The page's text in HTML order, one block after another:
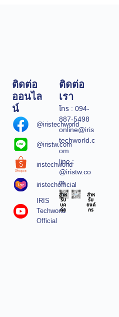
ติดต่อ
ออนไล
น์
@iristechworld
@iristw.com
iristechworld
iristechofficial
IRIS
Techworld
Official
ติดต่อ
เรา
โทร : 094-
887-5498
online@iris
techworld.c
om
line :
@iristw.co
m
สำห
รับ
บุค
คล
สำห
รับ
องค์
กร